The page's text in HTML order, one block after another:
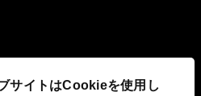
サイトはCookieを使用し
組み